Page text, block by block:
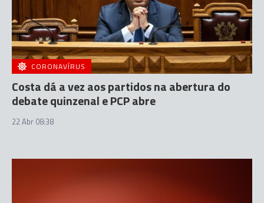
CORONAVÍRUS
Costa dá a vez aos partidos na abertura do
debate quinzenal e PCP abre
22 Abr 08:38